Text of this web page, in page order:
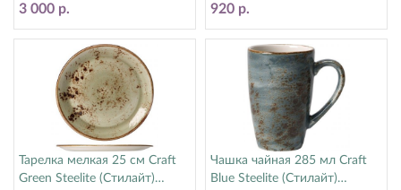
3 000 р. 920 р.
Тарелка мелкая 25 см Craft
Green Steelite (Стилайт)
Чашка чайная 285 мл Craft
Blue Steelite (Стилайт)